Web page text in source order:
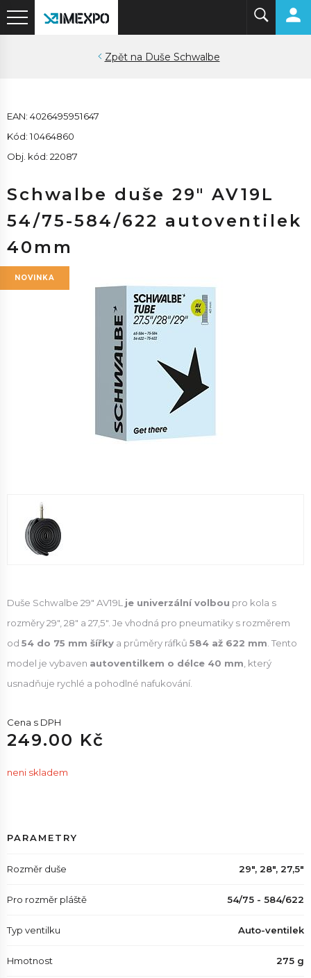
Duše Schwalbe
EAN: 4026495951647
Kód: 10464860
Obj. kód: 22087
Schwalbe duše 29" AV19L
54/75-584/622 autoventilek
40mm
NOVINKA
Duše Schwalbe 29" AV19L je univerzální volbou pro kola s
rozměry 29", 28" a 27,5". Je vhodná pro pneumatiky s rozměrem
od 54 do 75 mm šířky a průměry ráfků 584 až 622 mm . Tento
model je vybaven autoventilkem o délce 40 mm , který
usnadňuje rychlé a pohodlné nafukování.
Cena s DPH
249.00 Kč
neni skladem
PARAMETRY
Rozměr duše 29", 28", 27,5"
Pro rozměr pláště 54/75 - 584/622
Typ ventilku Auto-ventilek
Hmotnost 275 g